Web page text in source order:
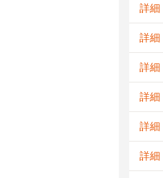
詳
詳
詳
詳
詳
詳